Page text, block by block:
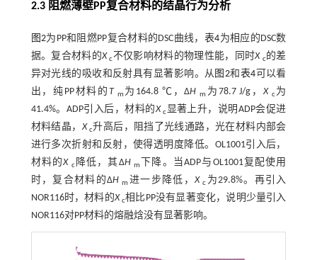
2.3 阻燃薄壁PP复合材料的结晶行为分析
图2为PP和阻燃PP复合材料的DSC曲线， 表4为相应的DSC数
据。复合材料的X c不仅影响材料的物理性能，同时X c的差
异对光线的吸收和反射具有显著影响。从图2和 表4 可以看
出，纯PP材料的 T m 为164.8 ℃，ΔH m 为78.7 J/g，X c为
41.4%。ADP引入后，材料的X c显著上升，说明ADP会促进
材料结晶，X c升高后，阻挡了光线通路，光在材料内部会
进行多次折射和反射，使得透明度降低。OL1001引入后，
材料的X c降低，其ΔH m
下降。当ADP与OL1001复配使用
时，复合材料的ΔH m 进一步降低，X c 为29.8%。再引入
NOR116时，材料的X c相比PP没有显著变化，说明少量引入
NOR116对PP材料的熔融焓没有显著影响。